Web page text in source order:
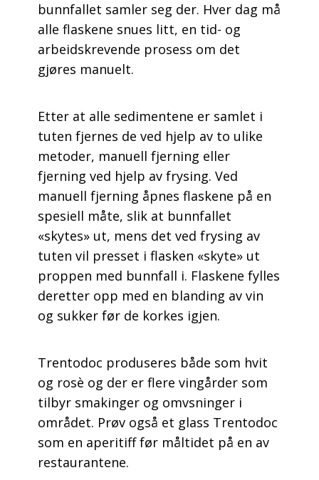
bunnfallet samler seg der. Hver dag må
alle flaskene snues litt, en tid- og
arbeidskrevende prosess om det
gjøres manuelt.
Etter at alle sedimentene er samlet i
tuten fjernes de ved hjelp av to ulike
metoder, manuell fjerning eller
fjerning ved hjelp av frysing. Ved
manuell fjerning åpnes flaskene på en
spesiell måte, slik at bunnfallet
«skytes» ut, mens det ved frysing av
tuten vil presset i flasken «skyte» ut
proppen med bunnfall i. Flaskene fylles
deretter opp med en blanding av vin
og sukker før de korkes igjen.
Trentodoc produseres både som hvit
og rosè og der er flere vingårder som
tilbyr smakinger og omvsninger i
området. Prøv også et glass Trentodoc
som en aperitiff før måltidet på en av
restaurantene.